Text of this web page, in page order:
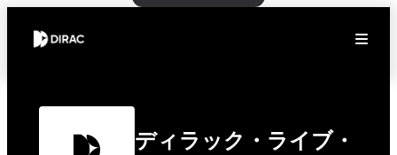
ディラック・ライブ・